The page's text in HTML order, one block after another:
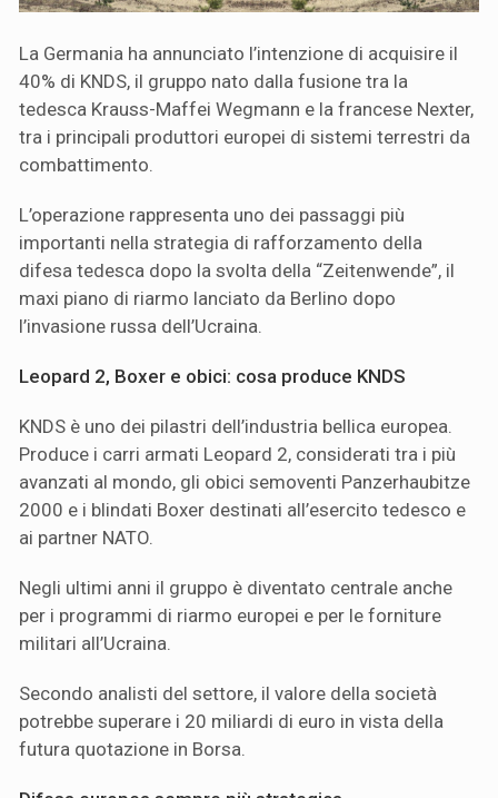
La Germania ha annunciato l’intenzione di acquisire il
40% di KNDS, il gruppo nato dalla fusione tra la
tedesca Krauss-Maffei Wegmann e la francese Nexter,
tra i principali produttori europei di sistemi terrestri da
combattimento.
L’operazione rappresenta uno dei passaggi più
importanti nella strategia di rafforzamento della
difesa tedesca dopo la svolta della “Zeitenwende”, il
maxi piano di riarmo lanciato da Berlino dopo
l’invasione russa dell’Ucraina.
Leopard 2, Boxer e obici: cosa produce KNDS
KNDS è uno dei pilastri dell’industria bellica europea.
Produce i carri armati Leopard 2, considerati tra i più
avanzati al mondo, gli obici semoventi Panzerhaubitze
2000 e i blindati Boxer destinati all’esercito tedesco e
ai partner NATO.
Negli ultimi anni il gruppo è diventato centrale anche
per i programmi di riarmo europei e per le forniture
militari all’Ucraina.
Secondo analisti del settore, il valore della società
potrebbe superare i 20 miliardi di euro in vista della
futura quotazione in Borsa.